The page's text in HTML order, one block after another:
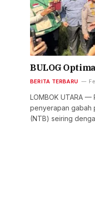
BULOG
BERITA TERBARU
LOMBOK UTARA —
penyerapan gabah
(NTB) seiring